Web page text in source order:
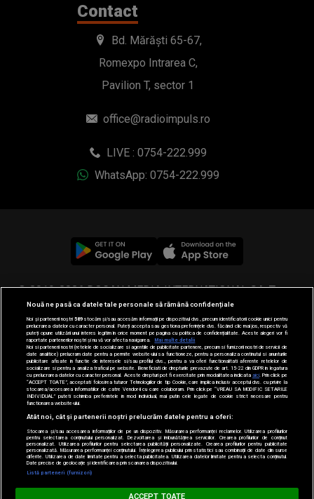
Contact
Bd. Mărăști 65-67,
Romexpo Intrarea C,
Pavilion T, sector 1
office@radioimpuls.ro
LIVE : 0754-222.999
WhatsApp: 0754-222.999
© 2019-2026 DOGAN MEDIA INTERNATIONAL SA, Toate
drepturile rezervate.
Loading...
Nouă ne pasă ca datele tale personale să rămână confidențiale
Noi și partenerii noștri589stocăm și/sau accesăm informații pe dispozitivul dvs., precum identificatorii cookie unici pentru
prelucrarea datelor cu caracter personal. Puteți accepta sau gestiona preferințele dvs. făcând clic mai jos, respectiv vă
puteți opune utilizării unui interes legitim în orice moment pe pagina cu politica de confidențialitate. Aceste alegeri vor fi
raportate partenerilor noștri și nu vă vor afecta navigarea.
Mai multe detalii
Noi si partenerii nostri (retelele de socializare si agentiile de publicitate partenere, precum si furnizorii nostri de servicii de
date analitice) prelucram date pentru a permite website-ului sa functioneze, pentru a personaliza continutul si anunturile
publicitare afisate in functie de interesele si/sau profilul dvs., pentru a va oferi functionalitati aferente retelelor de
socializare si pentru a analiza traficul pe website. Beneficiati de drepturile prevazute de art. 15-22 din GDPR in legatura
cu prelucrarea datelor cu caracter personal. Aceste drepturi pot fi exercitate prin modalitatea indicataaici . Prin click pe
“ACCEPT TOATE”, acceptati folosirea tuturor Tehnologiilor de tip Cookie, care implica inclusiv acceptul dvs. cu privire la
stocarea/accesarea informatiilor de catre Vendor-ii cu care colaboram. Prin click pe “VREAU SA MODIFIC SETARILE
INDIVIDUAL” puteti schimba preferintele in mod individual, mai putin cele legate de cookie strict necesare pentru
functionarea website-ului.
Atât noi, cât și partenerii noștri prelucrăm datele pentru a oferi:
Stocarea și/sau accesarea informațiilor de pe un dispozitiv. Măsurarea performanței reclamelor. Utilizarea profilurilor
pentru selectarea conținutului personalizat. Dezvoltarea și îmbunătățirea serviciilor. Crearea profilurilor de conținut
personalizat. Utilizarea profilurilor pentru selectarea publicității personalizate. Crearea profilurilor pentru publicitate
personalizată. Măsurarea performanței conținutului. Înțelegerea publicului prin statistici sau combinații de date din surse
diferite. Utilizarea de date limitate pentru a selecta publicitatea. Utilizarea datelor limitate pentru a selecta conținutul.
Date precise de geolocație și identificarea prin scanarea dispozitivului.
Listă parteneri (furnizori)
ACCEPT TOATE